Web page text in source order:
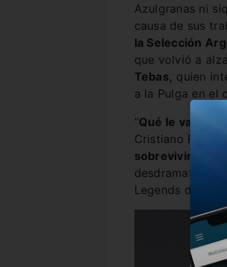
Azulgranas ni
causa de sus
la Selección
que volvió a
Tebas, quien
a la Pulga en el
“Qué le vamos
Cristiano
sobrevivimos
desdramatizar
Legends de